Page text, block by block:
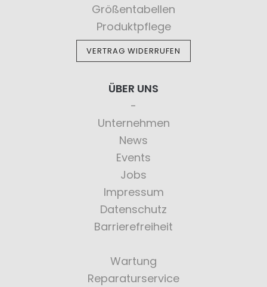
Größentabellen
Produktpflege
VERTRAG WIDERRUFEN
ÜBER UNS
Unternehmen
News
Events
Jobs
Impressum
Datenschutz
Barrierefreiheit
Wartung
Reparaturservice